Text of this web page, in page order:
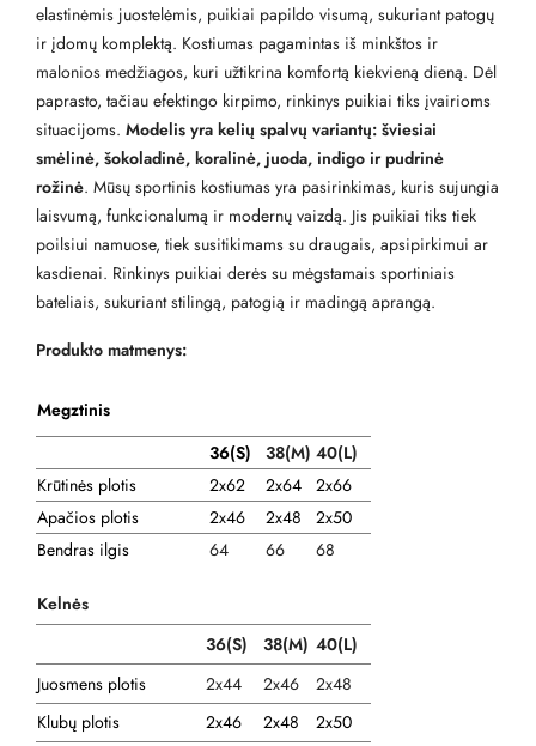
elastinėmis juostelėmis, puikiai papildo visumą, sukuriant patogų
ir įdomų komplektą. Kostiumas pagamintas iš minkštos ir
malonios medžiagos, kuri užtikrina komfortą kiekvieną dieną. Dėl
paprasto, tačiau efektingo kirpimo, rinkinys puikiai tiks įvairioms
situacijoms. Modelis yra kelių spalvų variantų: šviesiai
smėlinė, šokoladinė, koralinė, juoda, indigo ir pudrinė
rožinė. Mūsų sportinis kostiumas yra pasirinkimas, kuris sujungia
laisvumą, funkcionalumą ir modernų vaizdą. Jis puikiai tiks tiek
poilsiui namuose, tiek susitikimams su draugais, apsipirkimui ar
kasdienai. Rinkinys puikiai derės su mėgstamais sportiniais
bateliais, sukuriant stilingą, patogią ir madingą aprangą.
Produkto matmenys:
Megztinis
36(S)
38(M) 40(L)
Krūtinės plotis
2x62 2x64 2x66
Apačios plotis
2x46 2x48
2x50
Bendras ilgis
64 66 68
Kelnės
36(S)
38(M) 40(L)
Juosmens plotis
2x44 2x46
2x48
Klubų plotis
2x46 2x48
2x50